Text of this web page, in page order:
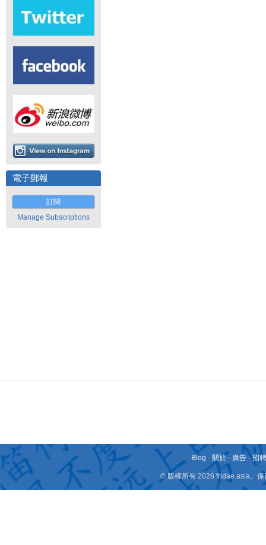
電子郵報
訂閱
Manage Subscriptions
Blog - 關於 - 廣告 -招
© 版權所有 2026 fridae.asia。